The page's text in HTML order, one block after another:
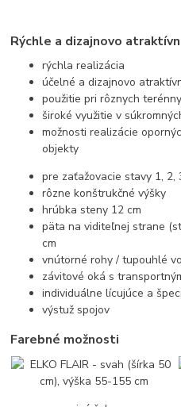
Rýchle a dizajnovo
rýchla realizácia
účelné a dizajnovo
použitie pri rôznych
široké využitie v
možnosti realizácie
objekty
pre zaťažovacie stavy 1, 2,
rôzne konštrukčné výšky
hrúbka steny 12 cm
päta na viditeľnej strane
cm
vnútorné rohy / tupouhlé
závitové oká s
individuálne lícujúce a
výstuž spojov
Farebné možnosti